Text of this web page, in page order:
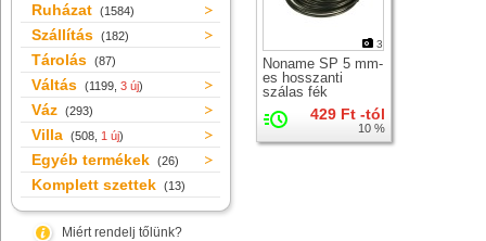
Ruházat (1584)
Szállítás (182)
Tárolás (87)
Váltás (1199, 3 új)
Váz (293)
Villa (508, 1 új)
Egyéb termékek (26)
Komplett szettek (13)
Miért rendelj tőlünk?
3
Noname SP 5 mm-
es hosszanti
szálas fék
bowdenház429 Ft -tól
10 %